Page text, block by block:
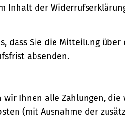
Inhalt der
dass Sie die Mitteilung über
absenden.
Ihnen alle Zahlungen, die
(mit Ausnahme der